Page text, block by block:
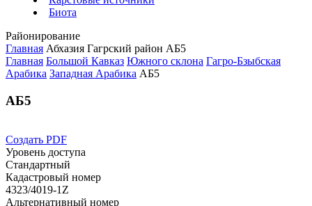
Биота
Районирование
Главная Абхазия Гагрский район АБ5
Главная Большой Кавказ Южного склона Гагро-Бзыбская
Арабика Западная Арабика АБ5
АБ5
Создать PDF
Уровень доступа
Стандартный
Кадастровый номер
4323/4019-1Z
Альтернативный номер